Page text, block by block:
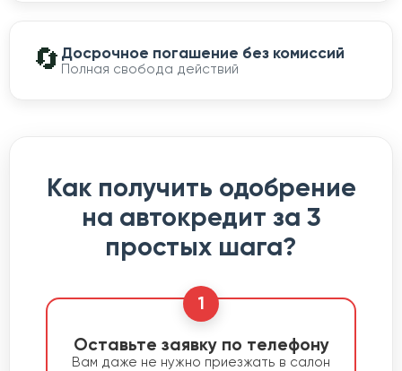
🔄 Досрочное погашение без комиссий
Полная свобода действий
Как получить одобрение
на автокредит за 3
простых шага?
1
Оставьте заявку по телефону
Вам даже не нужно приезжать в салон